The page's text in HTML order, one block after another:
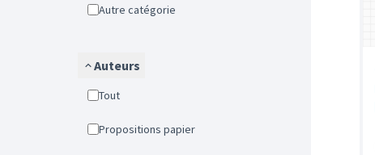
Autre catégorie
Auteurs
Tout
Propositions papier